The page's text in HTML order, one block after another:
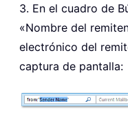
3. En el cuadro de
«Nombre del
electrónico del
captura de pantalla: